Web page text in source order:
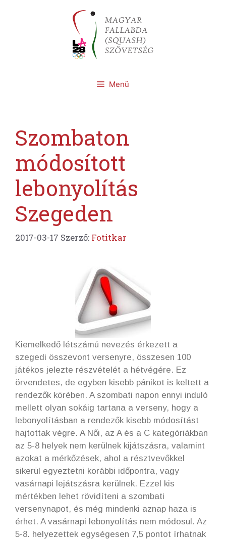
Menü
Szombaton
módosított
lebonyolítás
Szegeden
2017-03-17 Szerző: Fotitkar
Kiemelkedő létszámú nevezés érkezett a
szegedi összevont versenyre, összesen 100
játékos jelezte részvételét a hétvégére. Ez
örvendetes, de egyben kisebb pánikot is keltett a
rendezők körében. A szombati napon ennyi induló
mellett olyan sokáig tartana a verseny, hogy a
lebonyolításban a rendezők kisebb módosítást
hajtottak végre. A Női, az A és a C kategóriákban
az 5-8 helyek nem kerülnek kijátszásra, valamint
azokat a mérkőzések, ahol a résztvevőkkel
sikerül egyeztetni korábbi időpontra, vagy
vasárnapi lejátszásra kerülnek. Ezzel kis
mértékben lehet rövidíteni a szombati
versenynapot, és még mindenki aznap haza is
érhet. A vasárnapi lebonyolítás nem módosul. Az
5-8. helyezettek egységesen 7,5 pontot írhatnak